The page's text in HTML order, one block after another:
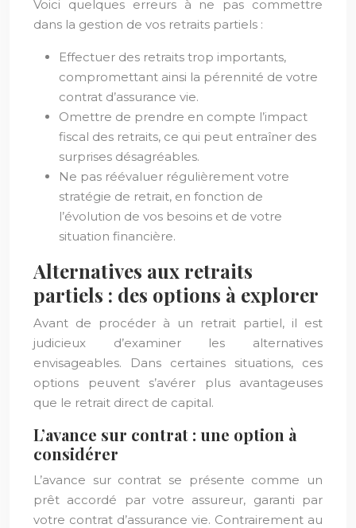
Voici quelques erreurs à ne pas commettre
dans la gestion de vos retraits partiels :
Effectuer des retraits trop importants,
compromettant ainsi la pérennité de votre
contrat d’assurance vie.
Omettre de prendre en compte l’impact
fiscal des retraits, ce qui peut entraîner des
surprises désagréables.
Ne pas réévaluer régulièrement votre
stratégie de retrait, en fonction de
l’évolution de vos besoins et de votre
situation financière.
Alternatives aux retraits
partiels : des options à explorer
Avant de procéder à un retrait partiel, il est
judicieux d’examiner les alternatives
envisageables. Dans certaines situations, ces
options peuvent s’avérer plus avantageuses
que le retrait direct de capital.
L’avance sur contrat : une option à
considérer
L’avance sur contrat se présente comme un
prêt accordé par votre assureur, garanti par
votre contrat d’assurance vie. Contrairement au